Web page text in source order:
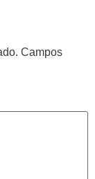
Campos